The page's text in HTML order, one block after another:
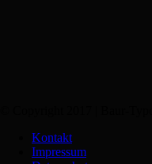
Kontakt
Impressum